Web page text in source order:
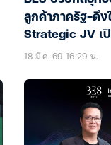
ลูกค้าภาครัฐ-ดึง
Strategic JV เ
18 มี.ค. 69 16:29 น.